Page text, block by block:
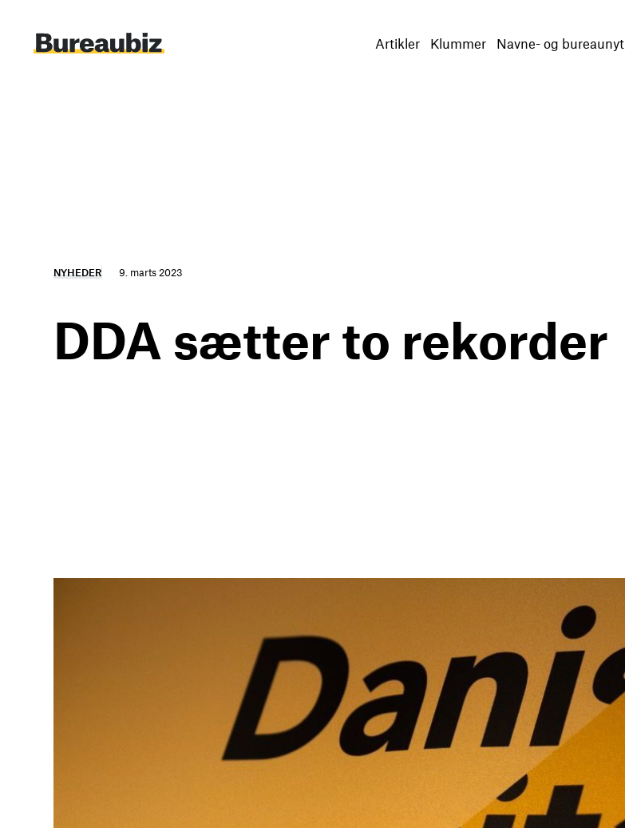
indhold
Artikler Klummer Navne- og bureaunyt
NYHEDER 9. marts 2023
DDA sætter to rekorder